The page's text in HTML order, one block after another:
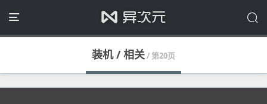
装机 / 相关/ 第20页